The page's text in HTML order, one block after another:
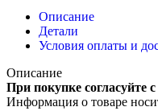
Описание
Детали
Условия оплаты и
Описание
При покупке согласуйте
Информация о товаре